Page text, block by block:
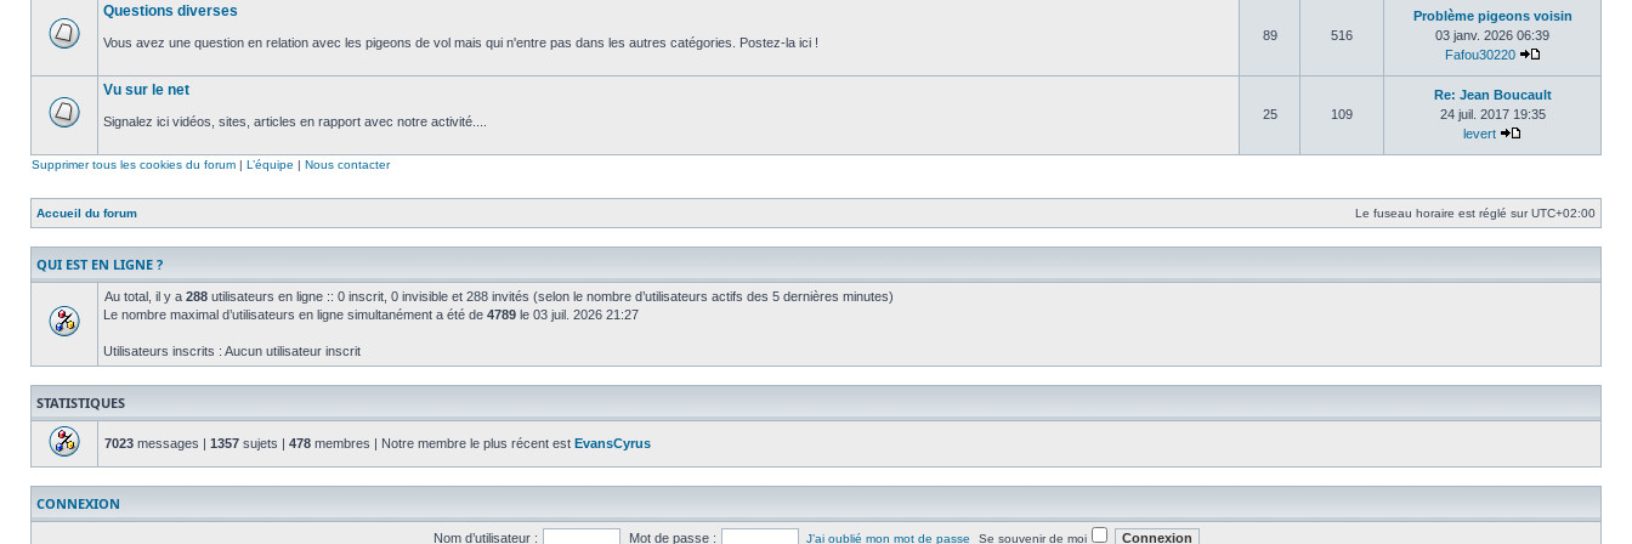
non
message
non
Questions diverses
Vous avez une question en relation avec les pigeons de vol mais qui n'entre pas dans les autres catégories. Postez-la ici ! 89 516
Problème pigeons voisin
03 janv. 2026 06:39
Fafou30220
message
non
Vu sur le net
Signalez ici vidéos, sites, articles en rapport avec notre activité.... 25 109
Re: Jean Boucault
24 juil. 2017 19:35
levert
Supprimer tous les cookies du forum | L’équipe | Nous contacter
Accueil du forum Le fuseau horaire est réglé surUTC+02:00
QUI EST EN LIGNE ?
Au total, il y a 288 utilisateurs en ligne :: 0 inscrit, 0 invisible et 288 invités (selon le nombre d’utilisateurs actifs des 5 dernières minutes)
Le nombre maximal d’utilisateurs en ligne simultanément a été de 4789 le 03 juil. 2026 21:27
Utilisateurs inscrits : Aucun utilisateur inscrit
STATISTIQUES
7023 messages | 1357 sujets | 478 membres | Notre membre le plus récent est EvansCyrus
CONNEXION
Nom d’utilisateur : Mot de passe : J’ai oublié mon mot de passe Se souvenir de moi